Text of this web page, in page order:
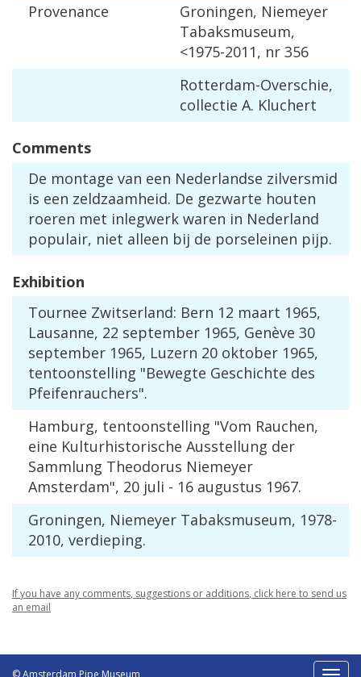
Provenance
Groningen, Niemeyer
Tabaksmuseum,
<1975-2011, nr 356
Rotterdam-Overschie,
collectie A. Kluchert
Comments
De montage van een Nederlandse zilversmid
is een zeldzaamheid. De gezwarte houten
roeren met inlegwerk waren in Nederland
populair, niet alleen bij de porseleinen pijp.
Exhibition
Tournee Zwitserland: Bern 12 maart 1965,
Lausanne, 22 september 1965, Genève 30
september 1965, Luzern 20 oktober 1965,
tentoonstelling "Bewegte Geschichte des
Pfeifenrauchers".
Hamburg, tentoonstelling "Vom Rauchen,
eine Kulturhistorische Ausstellung der
Sammlung Theodorus Niemeyer
Amsterdam", 20 juli - 16 augustus 1967.
Groningen, Niemeyer Tabaksmuseum, 1978-
2010, verdieping.
Ifyou have any comments, suggestions or additions, click here to send us
an email
© Amsterdam Pipe Museum